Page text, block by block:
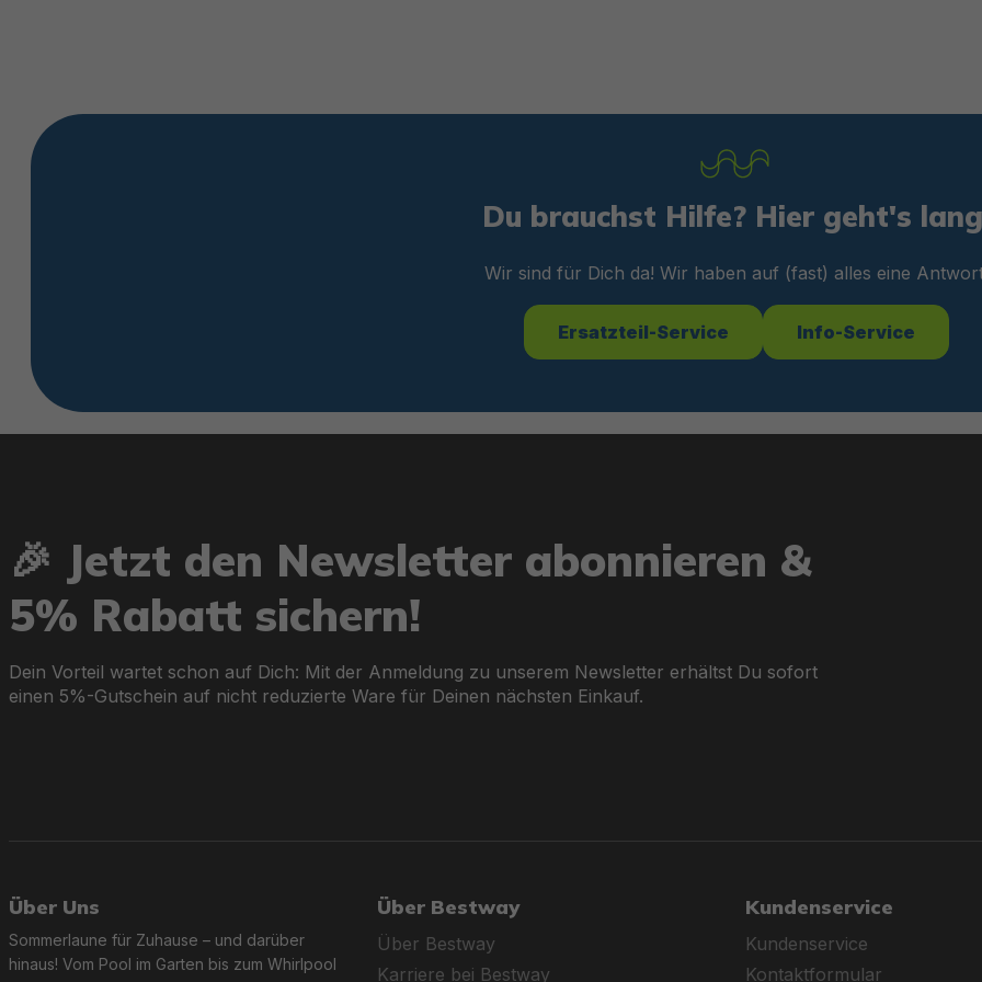
Du brauchst Hilfe? Hier geht's
Wir sind für Dich da! Wir haben auf (fast) alles eine
Ersatzteil-Service Info-Service
🎉 Jetzt den Newsletter abonnieren &
5% Rabatt sichern!
Dein Vorteil wartet schon auf Dich: Mit der Anmeldung zu unserem Newsletter erhältst Du sofort
einen 5%-Gutschein auf nicht reduzierte Ware für Deinen nächsten Einkauf.
Über Uns
Sommerlaune für Zuhause – und darüber
hinaus! Vom Pool im Garten bis zum Whirlpool
Über Bestway
Über Bestway
Karriere bei Bestway
Kundenservice
Kundenservice
Kontaktformular